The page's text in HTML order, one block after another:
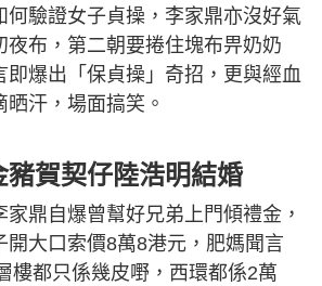
何驗證女子貞操，李家鼎亦沒好氣
夜布，第二朝要捲住塊布畀奶奶
即爆出「保貞操」奇招，更與經血
汗，場面搞笑。
豬賀契仔陸浩明結婚
鼎自爆曾幫好兄弟上門傾禮金，
開大口索價8萬8港元，肥媽聞言
樓都只係幾皮嘢，西環都係2萬